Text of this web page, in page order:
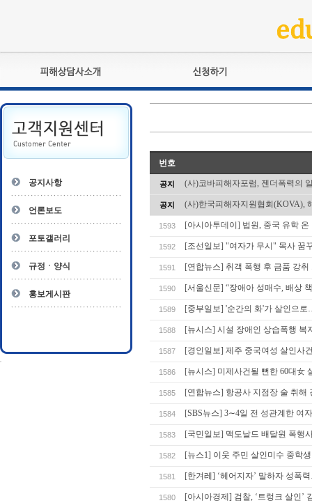
피해상담사란?
자격관리규정
상담사 자격증 확인
- 피해상담사 1급
- 전문수련감독자
- 전문수련기관
교육훈련
자격심사
자격복원
공지사항
언론보도
포토갤러리
규정ㆍ양식
홍보게시판
번호
공지 (사)코바피해자포럼, 젠더폭력의
공지 (사)한국피해자지원협회(KOVA),
1593 [아시아투데이] 법원, 중국 유학
1592 [조선일보] "여자가 무시" 목사 꿈
1591 [연합뉴스] 취객 폭행 후 금품 강취
1590 [서울신문] “장애아 성매수, 배상
1589 [중부일보] '순간의 화'가 살인으
1588 [뉴시스] 시설 장애인 상습폭행 복
1587 [경인일보] 제주 중국여성 살인사
1586 [뉴시스] 미제사건될 뻔한 60대
1585 [연합뉴스] 항공사 지점장 술 취
1584 [SBS뉴스] 3∼4일 전 성관계한 여
1583 [국민일보] 맥도날드 배달원 폭
1582 [뉴스1] 이웃 주민 살인미수 중학
1581 [한겨레] ‘헤어지자’ 말하자 성폭
1580 [아시아경제] 검찰, ‘트렁크 살인